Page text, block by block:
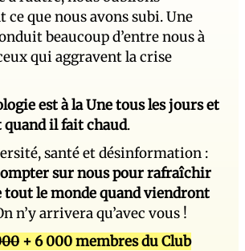
que nous avons subi. Une
beaucoup d’entre nous à
qui aggravent la crise
est à la Une tous les jours et
quand il fait chaud.
santé et désinformation :
sur nous pour rafraîchir
tout le monde quand viendront
n’y arrivera qu’avec vous !
+ 6 000 membres du Club